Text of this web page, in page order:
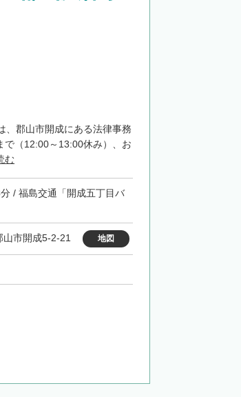
、郡山市開成にある法律事務
で（12:00～13:00休み）、お
む
/ 福島交通「開成五丁目バ
市開成5-2-21 地図